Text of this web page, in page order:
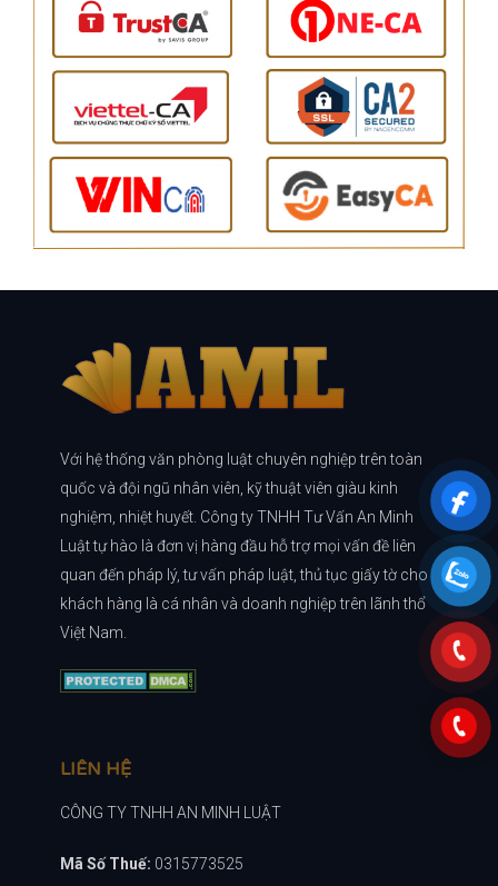
Với hệ thống văn phòng luật chuyên nghiệp trên toàn
quốc và đội ngũ nhân viên, kỹ thuật viên giàu kinh
nghiệm, nhiệt huyết. Công ty TNHH Tư Vấn An Minh
Luật tự hào là đơn vị hàng đầu hỗ trợ mọi vấn đề liên
quan đến pháp lý, tư vấn pháp luật, thủ tục giấy tờ cho
khách hàng là cá nhân và doanh nghiệp trên lãnh thổ
Việt Nam.
LIÊN HỆ
CÔNG TY TNHH AN MINH LUẬT
Mã Số Thuế: 0315773525